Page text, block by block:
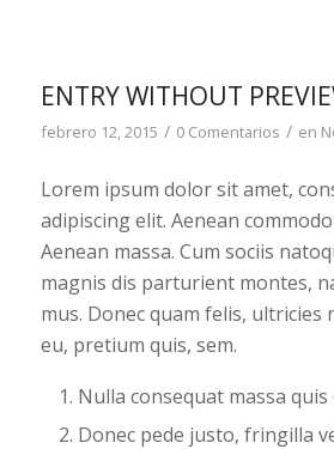
ENTRY WITHOUT
febrero 12, 2015 / 0 Comentarios / en
Lorem ipsum dolor sit amet,
adipiscing elit. Aenean
Aenean massa. Cum sociis
magnis dis parturient montes,
mus. Donec quam felis, ultricies
eu, pretium quis, sem.
Nulla consequat massa quis
Donec pede justo, fringilla